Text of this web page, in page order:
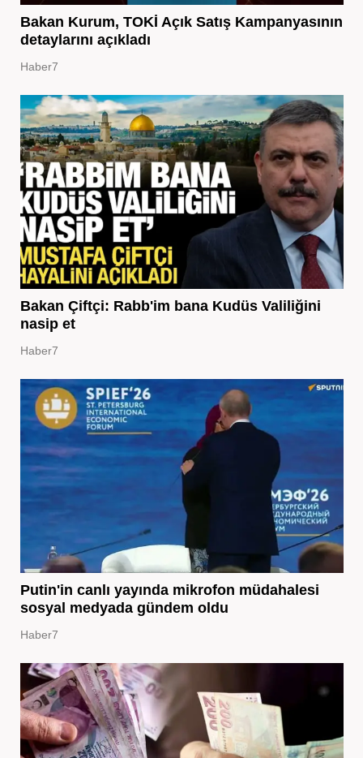
Bakan Kurum, TOKİ Açık Satış Kampanyasının
detaylarını açıkladı
Haber7
Bakan Çiftçi: Rabb'im bana Kudüs Valiliğini
nasip et
Haber7
Putin'in canlı yayında mikrofon müdahalesi
sosyal medyada gündem oldu
Haber7